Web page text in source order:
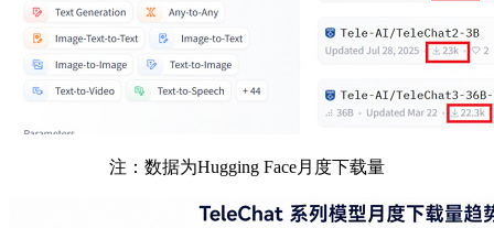
注：数据为Hugging Face月度下载量